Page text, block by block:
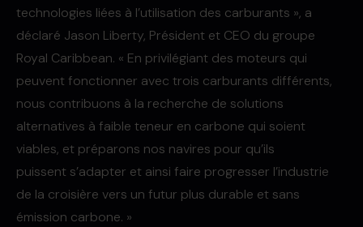
technologies liées à l’utilisation des carburants », a
déclaré Jason Liberty, Président et CEO du groupe
Royal Caribbean. « En privilégiant des moteurs qui
peuvent fonctionner avec trois carburants différents,
nous contribuons à la recherche de solutions
alternatives à faible teneur en carbone qui soient
viables, et préparons nos navires pour qu’ils
puissent s’adapter et ainsi faire progresser l’industrie
de la croisière vers un futur plus durable et sans
émission carbone. »